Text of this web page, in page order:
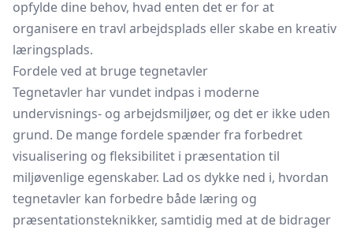
opfylde dine behov, hvad enten det er for at
organisere en travl arbejdsplads eller skabe en kreativ
læringsplads.
Fordele ved at bruge tegnetavler
Tegnetavler har vundet indpas i moderne
undervisnings- og arbejdsmiljøer, og det er ikke uden
grund. De mange fordele spænder fra forbedret
visualisering og fleksibilitet i præsentation til
miljøvenlige egenskaber. Lad os dykke ned i, hvordan
tegnetavler kan forbedre både læring og
præsentationsteknikker, samtidig med at de bidrager